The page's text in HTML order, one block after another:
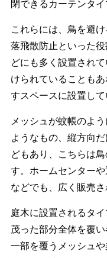
閉できるカーテンタイ
これらには、鳥を避
落飛散防止といった
どにも多く設置され
けられていることも
すスペースに設置して
メッシュが蚊帳のよ
ようなもの、縦方向
どもあり、こちらは
す。ホームセンター
などでも、広く販売さ
庭木に設置されるタ
茂った部分全体を覆
一部を覆うメッシュ